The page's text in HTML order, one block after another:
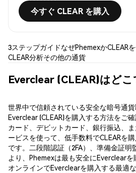
今すぐ CLEAR を購入
3ステップガイドなぜPhemexかCLEAR
CLEAR分析その他の通貨
Everclear (CLEAR)はど
世界中で信頼されている安全な暗号通
Everclear (CLEAR)を購入する方法をご
カード、デビットカード、銀行振込、
ービスを使って、低手数料でCLEARを
です。二段階認証（2FA）、準備金証明
より、Phemexは最も安全にEverclearを
オンラインでEverclearを購入する最適な